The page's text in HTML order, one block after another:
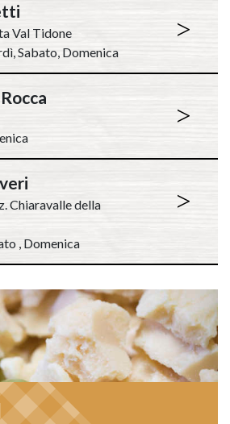
Val Tidone
Sabato, Domenica
>
>
Chiaravalle della
, Domenica
>